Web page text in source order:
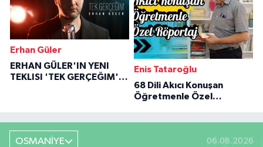
Erhan Güler
ERHAN GÜLER'IN YENI
TEKLISI 'TEK GERÇEĞIM'LE
Enis Tataroğlu
68 Dili Akıcı Konuşan
Öğretmenle Özel
OSMANİYE 06.08.2026